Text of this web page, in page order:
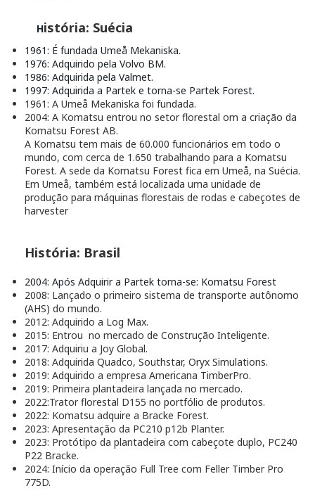
História: Suécia
1961: É fundada Umeå Mekaniska.
1976: Adquirido pela Volvo BM.
1986: Adquirida pela Valmet.
1997: Adquirida a Partek e torna-se Partek Forest.
1961: A Umeå Mekaniska foi fundada.
2004: A Komatsu entrou no setor florestal om a criação da
Komatsu Forest AB.
A Komatsu tem mais de 60.000 funcionários em todo o
mundo, com cerca de 1.650 trabalhando para a Komatsu
Forest. A sede da Komatsu Forest fica em Umeå, na Suécia.
Em Umeå, também está localizada uma unidade de
produção para máquinas florestais de rodas e cabeçotes de
harvester
História: Brasil
2004: Após Adquirir a Partek torna-se: Komatsu Forest
2008: Lançado o primeiro sistema de transporte autônomo
(AHS) do mundo.
2012: Adquirido a Log Max.
2015: Entrou no mercado de Construção Inteligente.
2017: Adquiriu a Joy Global.
2018: Adquirida Quadco, Southstar, Oryx Simulations.
2019: Adquirido a empresa Americana TimberPro.
2019: Primeira plantadeira lançada no mercado.
2022:Trator florestal D155 no portfólio de produtos.
2022: Komatsu adquire a Bracke Forest.
2023: Apresentação da PC210 p12b Planter.
2023: Protótipo da plantadeira com cabeçote duplo, PC240
P22 Bracke.
2024: Início da operação Full Tree com Feller Timber Pro
775D.